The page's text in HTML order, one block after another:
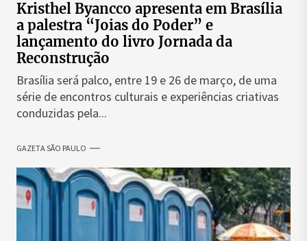
Kristhel Byancco apresenta em Brasília
a palestra “Joias do Poder” e
lançamento do livro Jornada da
Reconstrução
Brasília será palco, entre 19 e 26 de março, de uma
série de encontros culturais e experiências criativas
conduzidas pela...
GAZETA SÃO PAULO